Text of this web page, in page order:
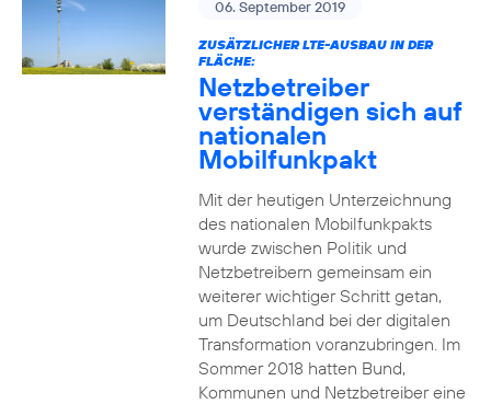
06. September 2019
ZUSÄTZLICHER LTE-AUSBAU IN DER
FLÄCHE:
Netzbetreiber
verständigen sich auf
nationalen
Mobilfunkpakt
Mit der heutigen Unterzeichnung
des nationalen Mobilfunkpakts
wurde zwischen Politik und
Netzbetreibern gemeinsam ein
weiterer wichtiger Schritt getan,
um Deutschland bei der digitalen
Transformation voranzubringen. Im
Sommer 2018 hatten Bund,
Kommunen und Netzbetreiber eine